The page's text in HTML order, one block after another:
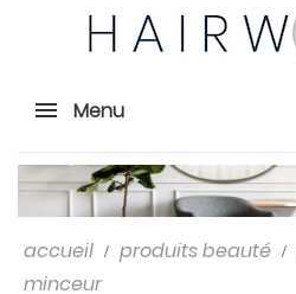
Menu
accueil produits beauté
minceur